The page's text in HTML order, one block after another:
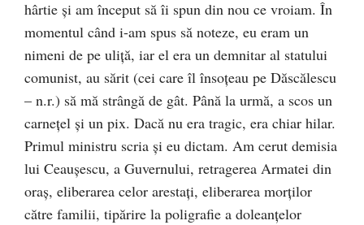
hârtie și am început să îi spun din nou ce vroiam. În
momentul când i-am spus să noteze, eu eram un
nimeni de pe uliță, iar el era un demnitar al statului
comunist, au sărit (cei care îl însoţeau pe Dăscălescu
– n.r.) să mă strângă de gât. Până la urmă, a scos un
carnețel și un pix. Dacă nu era tragic, era chiar hilar.
Primul ministru scria și eu dictam. Am cerut demisia
lui Ceaușescu, a Guvernului, retragerea Armatei din
oraș, eliberarea celor arestați, eliberarea morților
către familii, tipărire la poligrafie a doleanțelor